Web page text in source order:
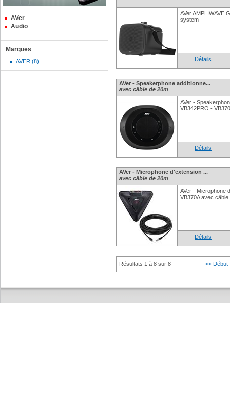
AVer
Audio
Marques
AVER (8)
AVer AMPLIWAVE
system
Détails
AVer - Speakerphone additionne...
avec câble de 20m
AVer -
VB342PRO -
Détails
AVer - Microphone d'extension ...
avec câble de 20m
AVer - Microphone
VB370A avec câble
Détails
Résultats 1 à 8 sur 8 << Début